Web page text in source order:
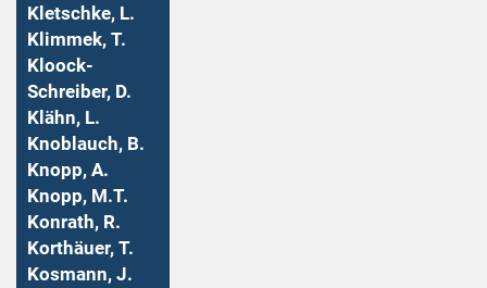
Kletschke, L.
Klimmek, T.
Kloock-
Schreiber, D.
Klähn, L.
Knoblauch, B.
Knopp, A.
Knopp, M.T.
Konrath, R.
Korthäuer, T.
Kosmann, J.